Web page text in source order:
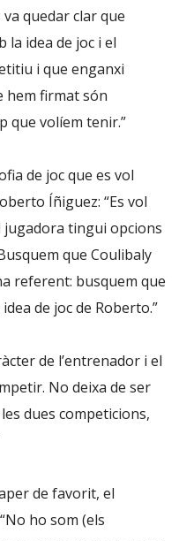
quedar clar que
la idea de joc i el
i que enganxi
hem firmat són
que volíem tenir.”
de joc que es vol
Íñiguez: “Es vol
jugadora tingui opcions
que Coulibaly
referent: busquem que
de joc de Roberto.”
de l’entrenador i el
No deixa de ser
dues competicions,
de favorit, el
ho som (els